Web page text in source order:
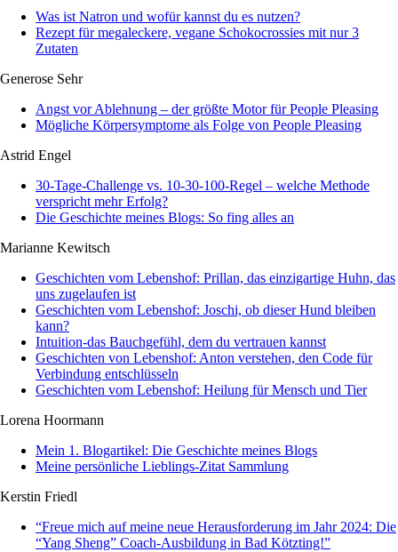
Was ist Natron und wofür kannst du es nutzen?
Rezept für megaleckere, vegane Schokocrossies mit nur 3
Zutaten
Generose Sehr
Angst vor Ablehnung – der größte Motor für People Pleasing
Mögliche Körpersymptome als Folge von People Pleasing
Astrid Engel
30-Tage-Challenge vs. 10-30-100-Regel – welche Methode
verspricht mehr Erfolg?
Die Geschichte meines Blogs: So fing alles an
Marianne Kewitsch
Geschichten vom Lebenshof: Prillan, das einzigartige Huhn, das
uns zugelaufen ist
Geschichten vom Lebenshof: Joschi, ob dieser Hund bleiben
kann?
Intuition-das Bauchgefühl, dem du vertrauen kannst
Geschichten von Lebenshof: Anton verstehen, den Code für
Verbindung entschlüsseln
Geschichten vom Lebenshof: Heilung für Mensch und Tier
Lorena Hoormann
Mein 1. Blogartikel: Die Geschichte meines Blogs
Meine persönliche Lieblings-Zitat Sammlung
Kerstin Friedl
“Freue mich auf meine neue Herausforderung im Jahr 2024: Die
“Yang Sheng” Coach-Ausbildung in Bad Kötzting!”